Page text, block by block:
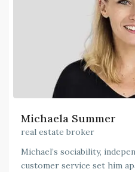
Michaela Summer
real estate broker
Michael’s sociability,
customer service set him